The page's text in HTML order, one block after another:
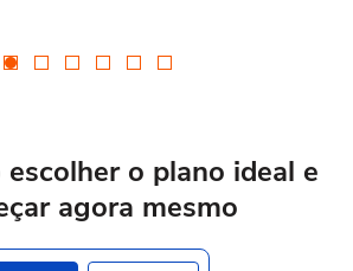
o plano ideal e
agora mesmo